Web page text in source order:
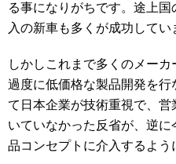
る事になりがちです。途上
入の新車も多くが成功してい
しかしこれまで多くのメー
過度に低価格な製品開発を
て日本企業が技術重視で、
いていなかった反省が、逆
品コンセプトに介入するよう